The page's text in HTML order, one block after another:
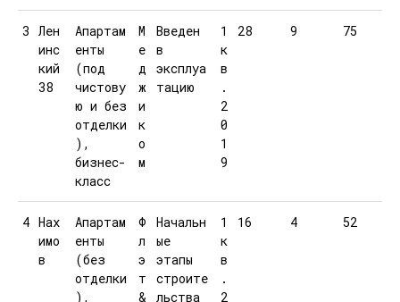
3 Лен
инс
кий
38
Апартам
енты
(под
чистову
ю и без
отделки
),
бизнес-
класс
М
е
д
ж
и
к
о
м
Введен
в
эксплуа
тацию
1
к
в
.
2
0
1
9
28 9 75
4 Нах
имо
в
Апартам
енты
(без
отделки
),
Ф
л
э
т
&
Начальн
ые
этапы
строите
льства
1
к
в
.
2
16 4 52